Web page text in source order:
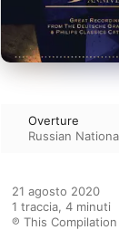
Overture
Russian
21 agosto 2020
1 traccia, 4 minuti
℗ This